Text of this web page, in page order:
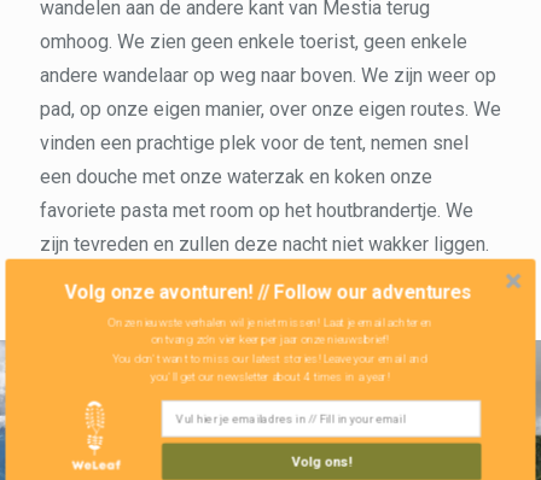
wandelen aan de andere kant van Mestia terug
omhoog. We zien geen enkele toerist, geen enkele
andere wandelaar op weg naar boven. We zijn weer op
pad, op onze eigen manier, over onze eigen routes. We
vinden een prachtige plek voor de tent, nemen snel
een douche met onze waterzak en koken onze
favoriete pasta met room op het houtbrandertje. We
zijn tevreden en zullen deze nacht niet wakker liggen.
Volg onze avonturen! // Follow our adventures
Onze nieuwste verhalen wil je niet missen! Laat je email achter en
ontvang zo'n vier keer per jaar onze nieuwsbrief!
Volg ons!
You don't want to miss our latest stories! Leave your email and
you'll get our newsletter about 4 times in a year!